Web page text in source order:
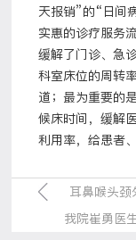
天报销”的“日间
实惠的诊疗服务
缓解了门诊、急
科室床位的周转
道；最为重要的
候床时间，缓解
利用率，给患者
耳鼻喉头
我院崔勇医